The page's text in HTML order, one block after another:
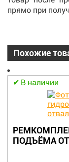
прямо при
Похожие
В наличии
ПОДЪЁМА